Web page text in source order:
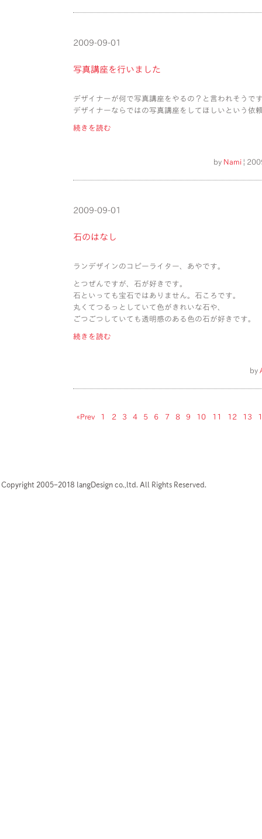
2009-09-01
写真講座を行いました
デザイナーが何で写真講座をやるの？と言われそうで
デザイナーならではの写真講座をしてほしいという依
続きを読む
by Nami |
2009-09-01
石のはなし
ランデザインのコピーライター、あやです。
とつぜんですが、石が好きです。
石といっても宝石ではありません。石ころです。
丸くてつるっとしていて色がきれいな石や、
ごつごつしていても透明感のある色の石が好きです。
続きを読む
by
«Prev 1 2 3 4 5 6 7 8 9 10 11 12 13
Copyright 2005–2018 langDesign co.,ltd. All Rights Reserved.